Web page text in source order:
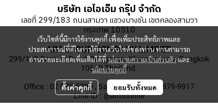
เว็บไซต์นี้มีการใช้งานคุกกี้ เพื่อเพิ่มประสิทธิภาพและ
ประสบการณ์ที่ดีในการใช้งานเว็บไซต์ของท่าน ท่านสามารถ
อ่านรายละเอียดเพิ่มเติมได้ที่นโยบายความเป็นส่วนตัวและ
นโยบายคุกกี้
ตั้งค่าคุกกี้ ยอมรับทั้งหมด
บริษัท เอไอเอ็ม กรุ๊ป จำกัด
เลขที่ 299/183 ถนนสามวา แขวงบางชัน เขตคลองสามวา
กรุงเทพ 10510
AIM GROUP COMPANY LIMITED
299/183 Samwa Road, Bangchan, Klong-samwa, Bangkok
10510 Thailand.
Office : 02 088 5290 , Sales Online : 063-879-9917
Line ID : @aimonline